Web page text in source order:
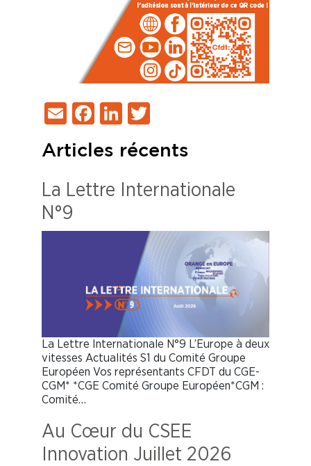
EmailFacebook
LinkedIn
Articles récents
La Lettre Internationale
N°9
La Lettre Internationale N°9 L’Europe à deux
vitesses Actualités S1 du Comité Groupe
Européen Vos représentants CFDT du CGE-
CGM* *CGE Comité Groupe Européen*CGM :
Comité…
Au Cœur du CSEE
Innovation Juillet 2026